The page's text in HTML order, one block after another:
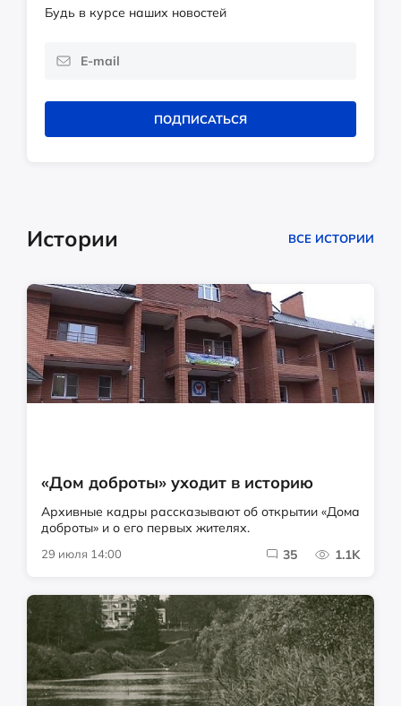
Будь в курсе наших новостей
ПОДПИСАТЬСЯ
Истории ВСЕ ИСТОРИИ
«Дом доброты» уходит в историю
Архивные кадры рассказывают об открытии «Дома
доброты» и о его первых жителях.
29 июля 14:00 35 1.1K